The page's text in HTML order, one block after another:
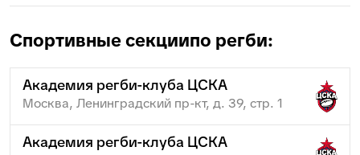
Спортивные секциипо регби:
Академия регби-клуба ЦСКА
Москва, Ленинградский пр-кт, д. 39, стр. 1
Академия регби-клуба ЦСКА